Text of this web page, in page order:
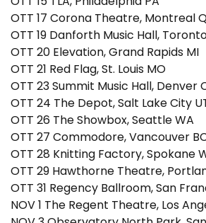
OTT 17 Corona Theatre, Montreal
OTT 19 Danforth Music Hall,
OTT 20 Elevation, Grand Rapids MI
OTT 21 Red Flag, St. Louis MO
OTT 23 Summit Music Hall, Denver
OTT 24 The Depot, Salt Lake City
OTT 26 The Showbox, Seattle WA
OTT 27 Commodore, Vancouver
OTT 28 Knitting Factory, Spokane
OTT 29 Hawthorne Theatre,
OTT 31 Regency Ballroom, San
NOV 1 The Regent Theatre, Los